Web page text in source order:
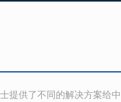
提供了不同的解决方案给